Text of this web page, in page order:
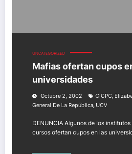
UNCATEGORIZED
Mafias ofertan cupos
universidades
Octubre 2, 2002 CICPC,
General De La República, UCV
DENUNCIA Algunos de los
cursos ofertan cupos en las